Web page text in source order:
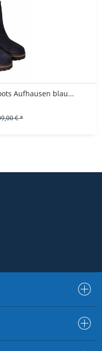
Aufhausen blau...
€ *